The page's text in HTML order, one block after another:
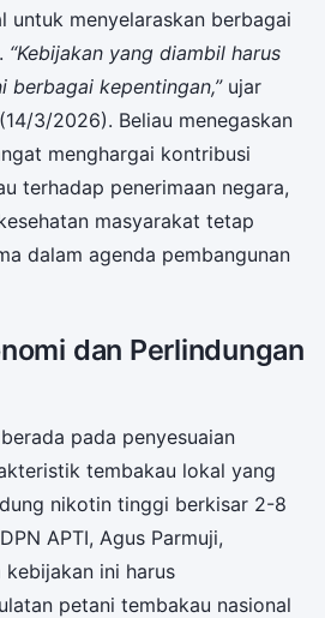
untuk menyelaraskan berbagai
“Kebijakan yang diambil harus
berbagai kepentingan,”ujar
3/2026). Beliau menegaskan
menghargai kontribusi
terhadap penerimaan negara,
masyarakat tetap
dalam agenda pembangunan
dan Perlindungan
pada penyesuaian
tembakau lokal yang
nikotin tinggi berkisar 2-8
APTI, Agus Parmuji,
ini harus
petani tembakau nasional